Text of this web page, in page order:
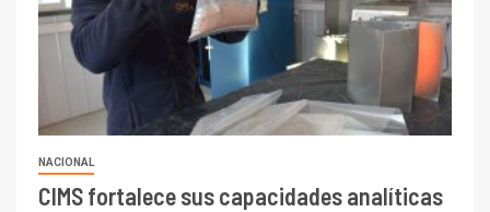
NACIONAL
CIMS fortalece sus capacidades analíticas